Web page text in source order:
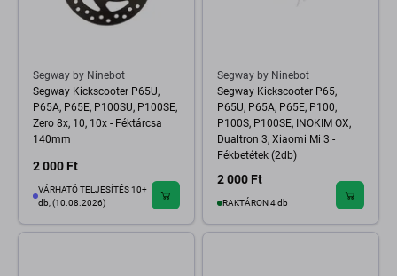
Segway by Ninebot
Segway Kickscooter P65U,
P65A, P65E, P100SU, P100SE,
Zero 8x, 10, 10x - Féktárcsa
140mm
2 000 Ft
VÁRHATÓ TELJESÍTÉS 10+
db, (10.08.2026)
Segway by Ninebot
Segway Kickscooter P65,
P65U, P65A, P65E, P100,
P100S, P100SE, INOKIM OX,
Dualtron 3, Xiaomi Mi 3 -
Fékbetétek (2db)
2 000 Ft
RAKTÁRON 4 db